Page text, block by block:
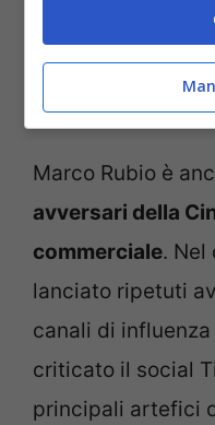
“Il mondo
Marco Rubio è
avversari della
commerciale. Nel
lanciato ripetuti
canali di
criticato il social
principali artefici